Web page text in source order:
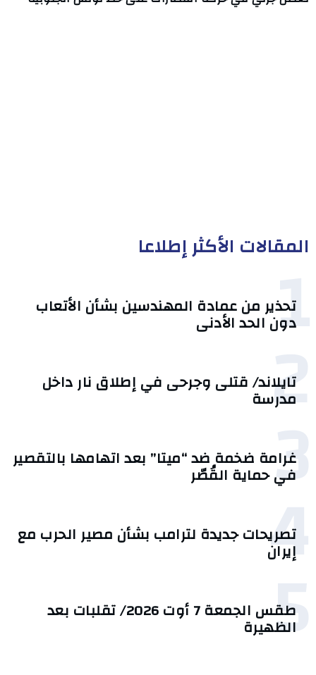
المقالات الأكثر إطلاعا
1
تحذير من عمادة المهندسين بشأن الأتعاب
دون الحد الأدنى
2
تايلاند/ قتلى وجرحى في إطلاق نار داخل
مدرسة
3
غرامة ضخمة ضد “ميتا” بعد اتهامها بالتقصير
في حماية القُصّر
4
تصريحات جديدة لترامب بشأن مصير الحرب مع
إيران
5 طقس الجمعة 7 أوت 2026/ تقلبات بعد
الظهيرة